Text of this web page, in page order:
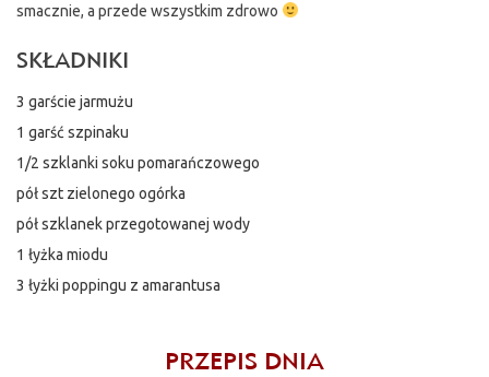
smacznie, a przede wszystkim zdrowo
SKŁADNIKI
3 garście jarmużu
1 garść szpinaku
1/2 szklanki soku pomarańczowego
pół szt zielonego ogórka
pół szklanek przegotowanej wody
1 łyżka miodu
3 łyżki poppingu z amarantusa
PRZEPIS DNIA